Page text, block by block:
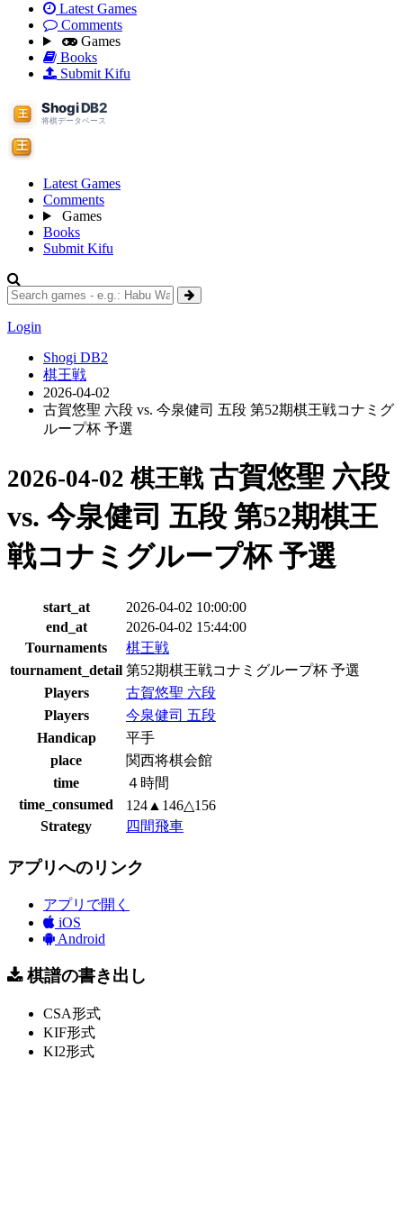
Latest Games
Comments
Games
Books
Submit Kifu
Latest Games
Comments
Games
Books
Submit Kifu
Login
Shogi DB2
棋王戦
2026-04-02
古賀悠聖 六段 vs. 今泉健司 五段 第52期棋王戦コナミグ
ループ杯 予選
2026-04-02 棋王戦 古賀悠聖 六段
vs. 今泉健司 五段 第52期棋王
戦コナミグループ杯 予選
start_at
2026-04-02 10:00:00
end_at
2026-04-02 15:44:00
Tournaments
棋王戦
tournament_detail 第52期棋王戦コナミグループ杯 予選
Players
古賀悠聖 六段
Players
今泉健司 五段
Handicap
平手
place
関西将棋会館
time
４時間
time_consumed
124▲146△156
Strategy
四間飛車
アプリへのリンク
アプリで開く
iOS
Android
棋譜の書き出し
CSA形式
KIF形式
KI2形式